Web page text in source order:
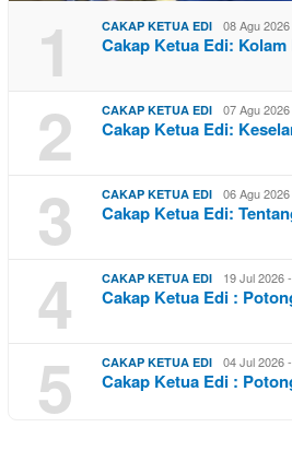
1 CAKAP KETUA EDI 08 Agu
Cakap Ketua Edi:
2 CAKAP KETUA EDI 07 Agu
Cakap Ketua Edi:
3 CAKAP KETUA EDI 06 Agu
Cakap Ketua Edi:
4 CAKAP KETUA EDI 19 Jul 2026
Cakap Ketua Edi :
5 CAKAP KETUA EDI 04 Jul 2026
Cakap Ketua Edi :